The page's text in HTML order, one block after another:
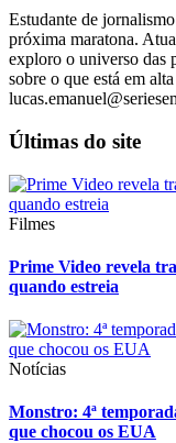
Estudante de
próxima maratona.
exploro o universo das
sobre o que está em
Últimas do site
Filmes
Prime Video revela
quando estreia
Notícias
Monstro: 4ª
que chocou os EUA